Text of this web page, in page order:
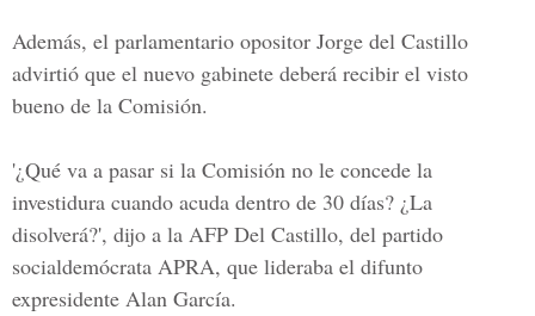
Además, el parlamentario opositor Jorge del Castillo
advirtió que el nuevo gabinete deberá recibir el visto
bueno de la Comisión.
'¿Qué va a pasar si la Comisión no le concede la
investidura cuando acuda dentro de 30 días? ¿La
disolverá?', dijo a la AFP Del Castillo, del partido
socialdemócrata APRA, que lideraba el difunto
expresidente Alan García.